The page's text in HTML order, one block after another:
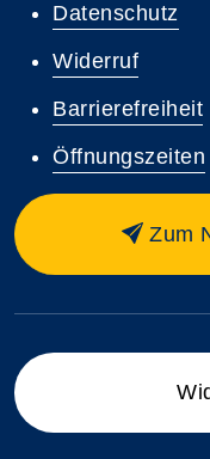
Datenschutz
Widerruf
Barrierefreiheit
Öffnungszeiten
Zum